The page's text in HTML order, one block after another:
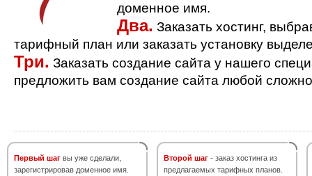
доменное имя.
Два. Заказать хостинг,
тарифный план или заказать установку
Три. Заказать создание сайта у нашего
предложить вам создание сайта любой
Первый шаг вы уже сделали,
зарегистрировав доменное имя.
Второй шаг - заказ хостинга из
предлагаемых тарифных планов.